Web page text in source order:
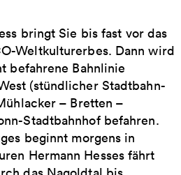
bringt Sie bis fast vor das
Weltkulturerbes. Dann wird
befahrene Bahnlinie
(stündlicher Stadtbahn-
– Bretten –
Stadtbahnhof befahren.
beginnt morgens in
Hermann Hesses fährt